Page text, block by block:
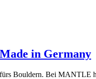
in Germany
Bouldern. Bei